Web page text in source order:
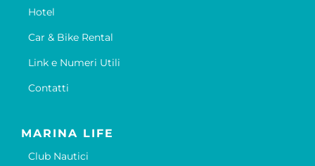
Hotel
Car & Bike Rental
Link e Numeri Utili
Contatti
MARINA LIFE
Club Nautici